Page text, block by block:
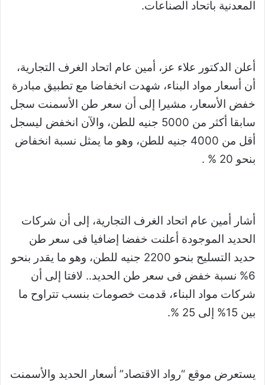
المعدنية باتحاد الصناعات.
أعلن الدكتور علاء عز، أمين عام اتحاد الغرف التجارية،
أن أسعار مواد البناء، شهدت انخفاضا مع تطبيق مبادرة
خفض الأسعار، مشيرا إلى أن سعر طن الأسمنت سجل
سابقا أكثر من 5000 جنيه للطن، والآن انخفض ليسجل
أقل من 4000 جنيه للطن، وهو ما يمثل نسبة انخفاض
بنحو 20 % .
أشار أمين عام اتحاد الغرف التجارية، إلى أن شركات
الحديد الموجودة أعلنت خفضا إضافيا فى سعر طن
حديد التسليح بنحو 2200 جنيه للطن، وهو ما يقدر بنحو
6% نسبة خفض فى سعر طن الحديد.. لافتا إلى أن
شركات مواد البناء، قدمت خصومات بنسب تتراوح ما
بين 15% إلى 25 %.
يستعرض موقع “رواد الاقتصاد” أسعار الحديد والأسمنت